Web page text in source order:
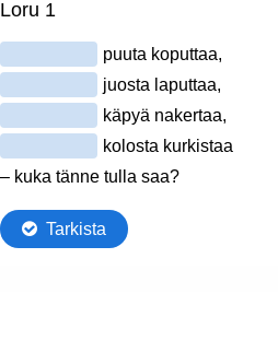
Loru 1
puuta koputtaa,
juosta laputtaa,
käpyä nakertaa,
kolosta kurkistaa
– kuka tänne tulla saa?
Tarkista